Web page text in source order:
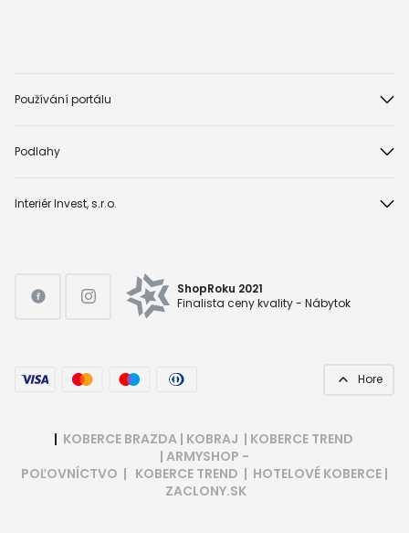
Používání portálu
Podlahy
Interiér Invest, s.r.o.
ShopRoku 2021
Finalista ceny kvality - Nábytok
Hore
| KOBERCE BRAZDA | KOBRAJ | KOBERCE TREND
| ARMYSHOP -
POĽOVNÍCTVO | KOBERCE TREND | HOTELOVÉ KOBERCE |
ZACLONY.SK